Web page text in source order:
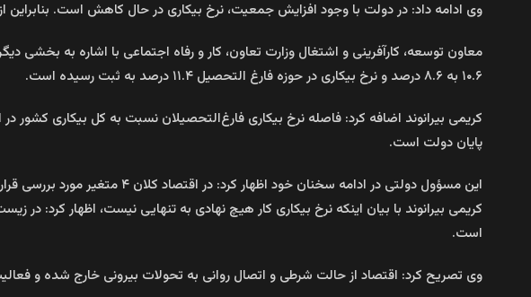
وی ادامه داد: در دولت با وجود افزایش جمعیت، نرخ بیکاری در حال کاهش است. بنابراین از سال ۱۴۰۰ خالص اشتغال در هر فصول مثبت
۱۰.۶ به ۸.۶ درصد و نرخ بیکاری در حوزه فارغ التحصیل ۱۱.۴ درصد به ثبت رسیده است.
پایان دولت است.
این مسؤول دولتی در ادامه سخنان خود اظهار کرد: در اقتصاد کلان ۴ متغیر مورد بررسی قرار می‌گیرد که یکی از این متغیر نرخ بیکاری است. نرخ رشد، نرخ تورم و نرخ ارز از دیگر متغیرها در این بخش است.
کریمی بیرانوند با بیان اینکه نرخ بیکاری کار هیچ نهادی به تنهایی نیست، اظهار کرد: در
است.
وی تصریح کرد: اقتصاد از حالت شرطی و اتصال روانی به تحولات بیرونی خارج شده و